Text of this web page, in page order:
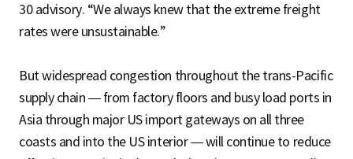
30 advisory. “We always knew that the extreme freight
rates were unsustainable.”
But widespread congestion throughout the trans-Pacific
supply chain — from factory floors and busy load ports in
Asia through major US import gateways on all three
coasts and into the US interior — will continue to reduce